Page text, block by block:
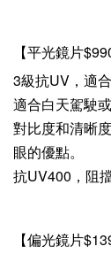
【平光鏡片
3級抗UV，適
適合白天駕駛
對比度和清晰
眼的優點。
抗UV400，阻
【偏光鏡片